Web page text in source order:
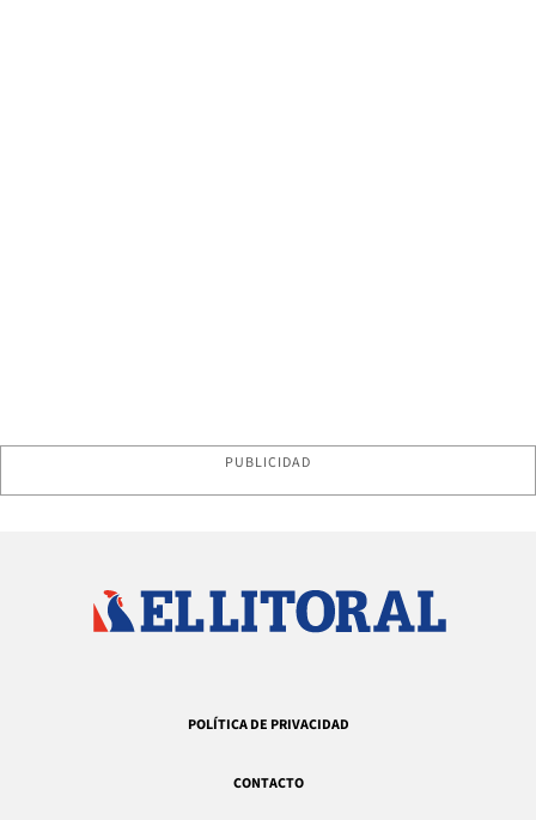
PUBLICIDAD
POLÍTICA DE PRIVACIDAD
CONTACTO